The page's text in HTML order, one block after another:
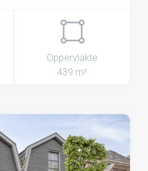
Oppervlakte
439 m²